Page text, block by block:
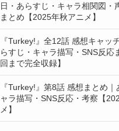
日・あらすじ・キャラ相関図・
まとめ【2025年秋アニメ】
『Turkey!』全12話 感想キャッ
らすじ・キャラ描写・SNS反応
回まで完全収録】
『Turkey!』第8話 感想まとめ
ャラ描写・SNS反応・考察【
メ】